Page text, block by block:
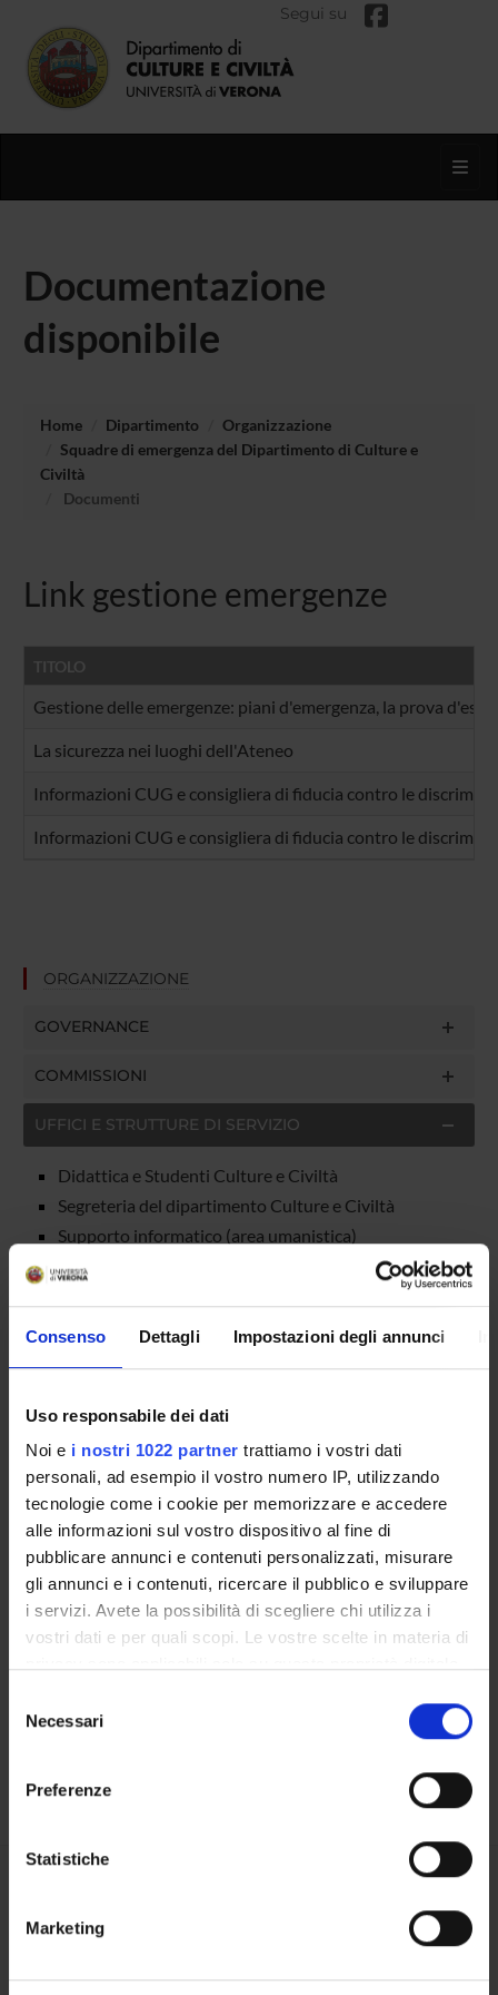
Consenso Dettagli Impostazioni degli annunci
Uso responsabile dei dati
Noi e i nostri 1022 partner trattiamo i vostri dati
personali, ad esempio il vostro numero IP, utilizzando
tecnologie come i cookie per memorizzare e accedere
alle informazioni sul vostro dispositivo al fine di
pubblicare annunci e contenuti personalizzati, misurare
gli annunci e i contenuti, ricercare il pubblico e sviluppare
i servizi. Avete la possibilità di scegliere chi utilizza i
vostri dati e per quali scopi. Le vostre scelte in materia di
modificare o revocare il proprio consenso in qualsiasi
momento dalla Dichiarazione sui cookie o facendo clic
raccogliere informazioni sulla tua posizione
geografica, con un'approssimazione di qualche
Identificare il tuo dispositivo, scansionandolo
delNecessari
Preferenze
Statistiche
Marketing
Segui su
Documentazione
disponibile
Home Dipartimento
Organizzazione
Squadre di emergenza del Dipartimento di Culture e
Civiltà
Documenti
Link gestione emergenze
TITOLO
Gestione delle emergenze: piani d'emergenza, la prova
La sicurezza nei luoghi dell'Ateneo
Informazioni CUG e consigliera di fiducia contro le
Informazioni CUG e consigliera di fiducia contro le
ORGANIZZAZIONE
GOVERNANCE
COMMISSIONI
UFFICI E STRUTTURE DI SERVIZIO
Didattica e Studenti Culture e Civiltà
Segreteria del dipartimento Culture e Civiltà
Supporto informatico (area umanistica)
Squadre di emergenza del Dipartimento di Culture
STRUTTURE DEL DIPARTIMENTO
BIBLIOTECHE
CENTRI
LABORATORI
Contatti
Persone
Calendario